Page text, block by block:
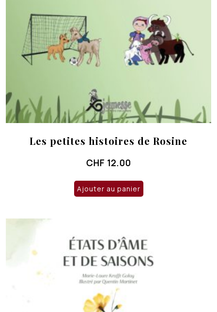
Les petites histoires de Rosine
CHF 12.00
Ajouter au panier